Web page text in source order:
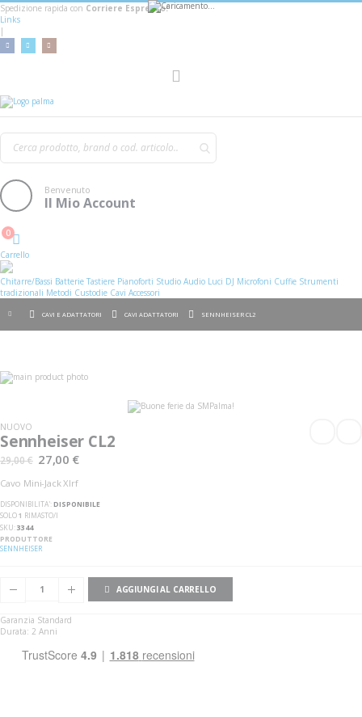
Spedizione rapida con Corriere Espresso!
Links
|
Benvenuto
Il Mio Account
Cart
0
Carrello
Chitarre/Bassi Batterie Tastiere Pianoforti Studio Audio Luci DJ Microfoni Cuffie Strumenti
tradizionali Metodi Custodie Cavi Accessori
CAVI E ADATTATORI CAVI ADATTATORI SENNHEISER CL2
Vai
alla
galleria
di
immagini
galleria
di
immagini
NUOVO
Sennheiser CL2
29,00 € 27,00 €
Cavo Mini-Jack Xlrf
DISPONIBILITA':DISPONIBILE
SOLO1 RIMASTO/I
SKU 3344
PRODUTTORE
SENNHEISER
AGGIUNGI AL CARRELLO
Garanzia Standard
Durata: 2 Anni